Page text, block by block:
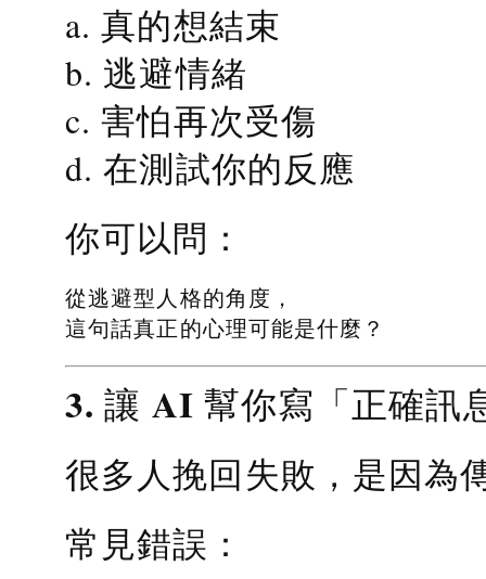
a. 真的想結束
b. 逃避情緒
c. 害怕再次受傷
d. 在測試你的反應
你可以問：
從逃避型人格的角度，
這句話真正的心理可能是什麼？
3. 讓 AI 幫你寫「正確訊
很多人挽回失敗，是因為
常見錯誤：